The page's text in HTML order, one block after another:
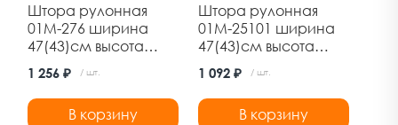
Штора рулонная
01М-276 ширина
47(43)см высота
170см роза белая
Дельфа
1 256 ₽ / шт.
В корзину
Штора рулонная
01М-25101 ширина
47(43)см высота
170см азия бежевый
Дельфа
1 092 ₽ / шт.
В корзину